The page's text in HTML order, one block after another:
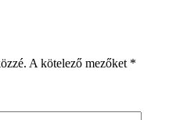
A kötelező mezőket *